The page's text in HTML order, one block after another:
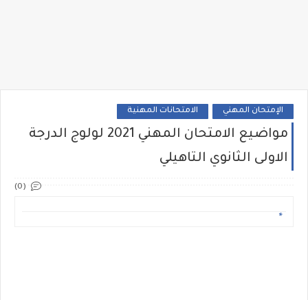
الإمتحان المهني الامتحانات المهنية
مواضيع الامتحان المهني 2021 لولوج الدرجة
الاولى الثانوي التاهيلي
(0)